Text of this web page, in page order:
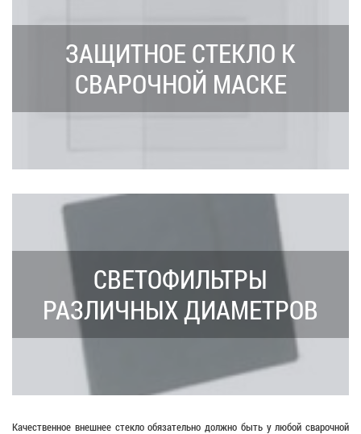
ЗАЩИТНОЕ СТЕКЛО К
СВАРОЧНОЙ МАСКЕ
СВЕТОФИЛЬТРЫ
РАЗЛИЧНЫХ ДИАМЕТРОВ
Качественное внешнее стекло обязательно должно быть у любой сварочной